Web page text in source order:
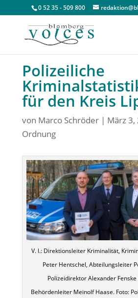
0 52 35 - 509 800
Polizeiliche
für den Kreis
von Marco Schröder| März 3,
Ordnung
V. l.: Direktionsleiter Kriminalität,
Peter Hentschel, Abteilungsleiter
Polizeidirektor Alexander Fenske
Behördenleiter Meinolf Haase. Foto: